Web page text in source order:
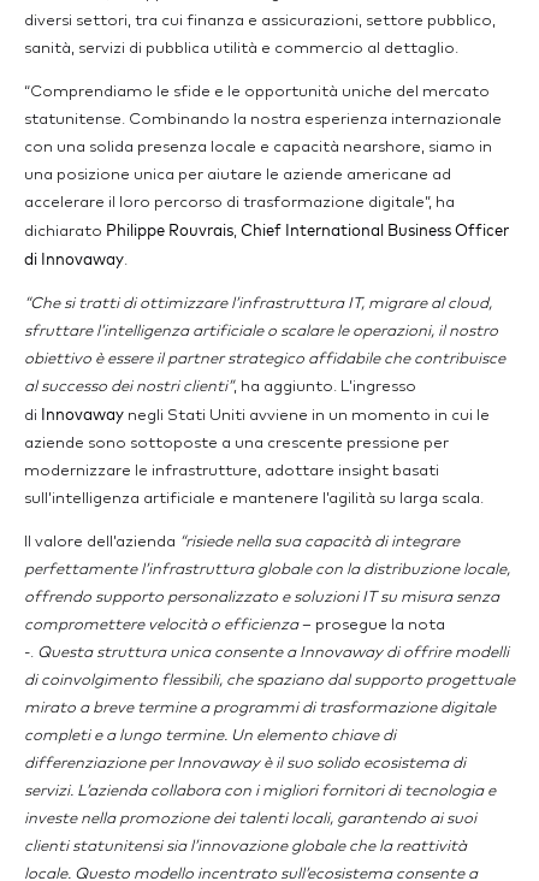
diversi settori, tra cui finanza e assicurazioni, settore pubblico,
sanità, servizi di pubblica utilità e commercio al dettaglio.
“Comprendiamo le sfide e le opportunità uniche del mercato
statunitense. Combinando la nostra esperienza internazionale
con una solida presenza locale e capacità nearshore, siamo in
una posizione unica per aiutare le aziende americane ad
accelerare il loro percorso di trasformazione digitale”, ha
dichiarato Philippe Rouvrais, Chief International Business Officer
di Innovaway.
“Che si tratti di ottimizzare l’infrastruttura IT, migrare al cloud,
sfruttare l’intelligenza artificiale o scalare le operazioni, il nostro
obiettivo è essere il partner strategico affidabile che contribuisce
al successo dei nostri clienti”, ha aggiunto. L’ingresso
di Innovaway negli Stati Uniti avviene in un momento in cui le
aziende sono sottoposte a una crescente pressione per
modernizzare le infrastrutture, adottare insight basati
sull’intelligenza artificiale e mantenere l’agilità su larga scala.
Il valore dell’azienda “risiede nella sua capacità di integrare
perfettamente l’infrastruttura globale con la distribuzione locale,
offrendo supporto personalizzato e soluzioni IT su misura senza
compromettere velocità o efficienza– prosegue la nota
-. Questa struttura unica consente a Innovaway di offrire modelli
di coinvolgimento flessibili, che spaziano dal supporto progettuale
mirato a breve termine a programmi di trasformazione digitale
completi e a lungo termine. Un elemento chiave di
differenziazione per Innovaway è il suo solido ecosistema di
servizi. L’azienda collabora con i migliori fornitori di tecnologia e
investe nella promozione dei talenti locali, garantendo ai suoi
clienti statunitensi sia l’innovazione globale che la reattività
locale. Questo modello incentrato sull’ecosistema consente a